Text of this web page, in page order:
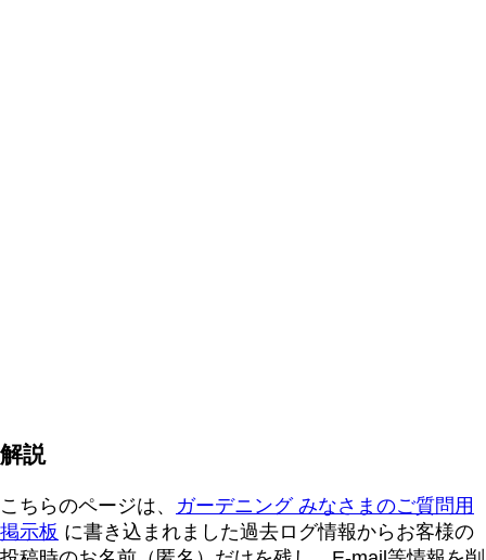
解説
こちらのページは、 ガーデニング みなさまのご質問用
掲示板 に書き込まれました過去ログ情報からお客様の